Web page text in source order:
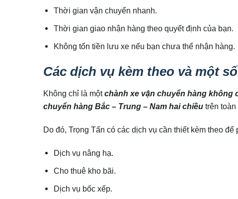
Thời gian vận chuyển nhanh.
Thời gian giao nhận hàng theo quyết định của bạn.
Không tốn tiền lưu xe nếu bạn chưa thể nhận hàng.
Các dịch vụ kèm theo và một
Không chỉ là mộtchành xe vận chuyển hàng không
chuyển hàng Bắc – Trung – Nam hai chiều trên toàn
Do đó, Trọng Tấn có các dịch vụ cần thiết kèm theo
Dịch vụ nâng hạ.
Cho thuê kho bãi.
Dịch vụ bốc xếp.